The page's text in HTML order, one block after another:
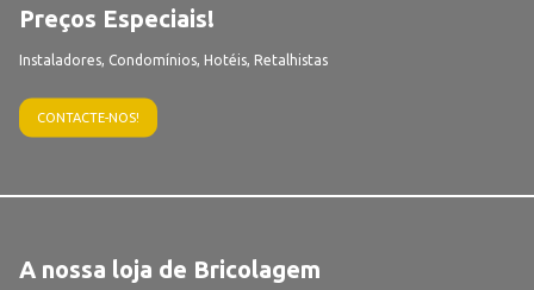
Preços Especiais!
Instaladores, Condomínios, Hotéis, Retalhistas
CONTACTE-NOS!
A nossa loja de Bricolagem